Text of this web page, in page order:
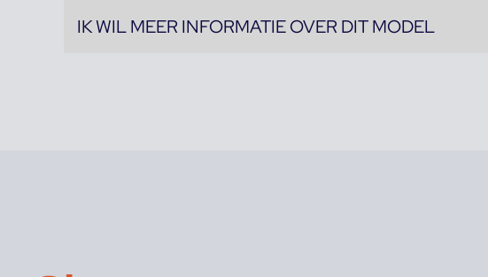
IK WIL MEER INFORMATIE OVER DIT MODEL